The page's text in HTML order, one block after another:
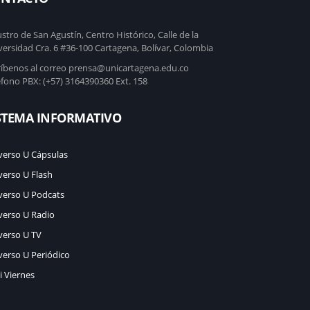
de San Agustín, Centro Histórico, Calle de la
Cra. 6 #36-100 Cartagena, Bolívar, Colombia
al correo prensa@unicartagena.edu.co
PBX: (+57) 3164390360 Ext. 158
INFORMATIVO
U Cápsulas
U Flash
U Podcats
U Radio
U TV
U Periódico
Viernes